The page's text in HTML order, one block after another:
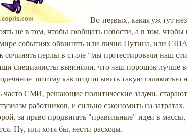
Во-первых, какая уж тут
не в том, чтобы сообщать новости, а в том,
событиях обвинить или лично Путина, или
сочинять перлы в стиле "мы протестировали наш
специалисты выяснили, что наш порошок лучше
потому как подписывать такую галиматью
часто СМИ, решающие политические задачи,
работников, и сильно сэкономить на
за право продвигать "правильные" идеи в
Ну, или хотя бы, нести расходы.